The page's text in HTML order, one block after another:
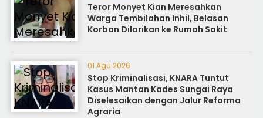
Teror Monyet Kian Meresahkan
Warga Tembilahan Inhil, Belasan
Korban Dilarikan ke Rumah Sakit
01 Agu 2026
Stop Kriminalisasi, KNARA Tuntut
Kasus Mantan Kades Sungai Raya
Diselesaikan dengan Jalur Reforma
Agraria